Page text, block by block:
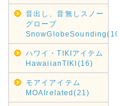
音出し、音無しスノー
グローブ
SnowGlobeSounding(10)
ハワイ・TIKIアイテム
HawaiianTIKI(16)
モアイアイテム
MOAIrelated(21)